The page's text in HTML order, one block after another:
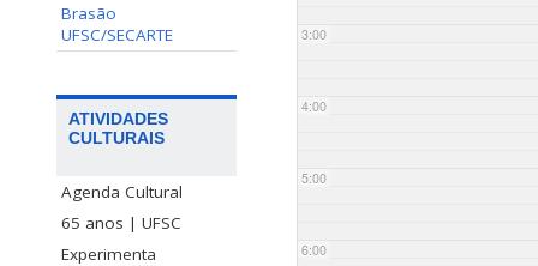
Brasão
UFSC/SECARTE
ATIVIDADES
CULTURAIS
Agenda Cultural
65 anos | UFSC
Experimenta
3:00
4:00
5:00
6:00